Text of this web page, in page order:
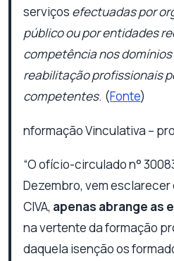
serviços efectuadas por
público ou por entidades
competência nos
reabilitação profissionais
competentes. (Fonte)
nformação Vinculativa –
“O ofício-circulado n°
Dezembro, vem esclarecer
CIVA, apenas abrange as
na vertente da formação
daquela isenção os